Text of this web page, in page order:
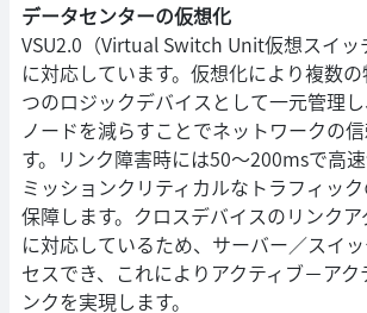
データセンターの仮想化
VSU2.0（Virtual Switch Unit仮想スイ
に対応しています。仮想化により複数
つのロジックデバイスとして一元管理
ノードを減らすことでネットワークの
す。リンク障害時には50～200msで高速
ミッションクリティカルなトラフィッ
保障します。クロスデバイスのリンク
に対応しているため、サーバー／スイ
セスでき、これによりアクティブ－アク
ンクを実現します。